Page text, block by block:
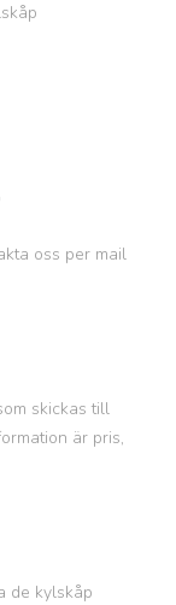
oss per mail
skickas till
är pris,
de kylskåp